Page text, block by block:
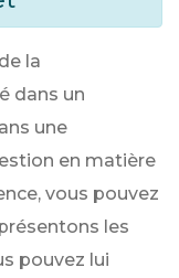
la
dans un
une
en matière
vous pouvez
les
pouvez lui